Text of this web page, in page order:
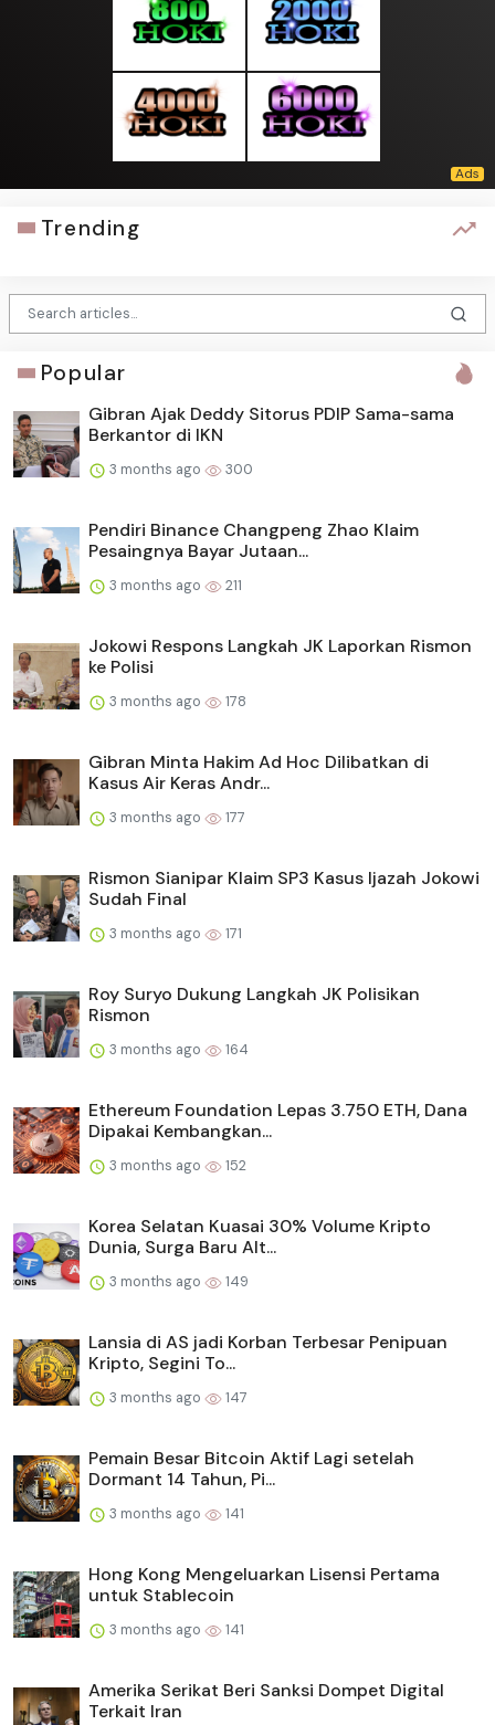
Trending
Popular
Gibran Ajak Deddy Sitorus PDIP Sama-sama
Berkantor di IKN
3 months ago 300
Pendiri Binance Changpeng Zhao Klaim
Pesaingnya Bayar Jutaan...
3 months ago 211
Jokowi Respons Langkah JK Laporkan Rismon
ke Polisi
3 months ago 178
Gibran Minta Hakim Ad Hoc Dilibatkan di
Kasus Air Keras Andr...
3 months ago 177
Rismon Sianipar Klaim SP3 Kasus Ijazah Jokowi
Sudah Final
3 months ago 171
Roy Suryo Dukung Langkah JK Polisikan
Rismon
3 months ago 164
Ethereum Foundation Lepas 3.750 ETH, Dana
Dipakai Kembangkan...
3 months ago 152
Korea Selatan Kuasai 30% Volume Kripto
Dunia, Surga Baru Alt...
3 months ago 149
Lansia di AS jadi Korban Terbesar Penipuan
Kripto, Segini To...
3 months ago 147
Pemain Besar Bitcoin Aktif Lagi setelah
Dormant 14 Tahun, Pi...
3 months ago 141
Hong Kong Mengeluarkan Lisensi Pertama
untuk Stablecoin
3 months ago 141
Amerika Serikat Beri Sanksi Dompet Digital
Terkait Iran